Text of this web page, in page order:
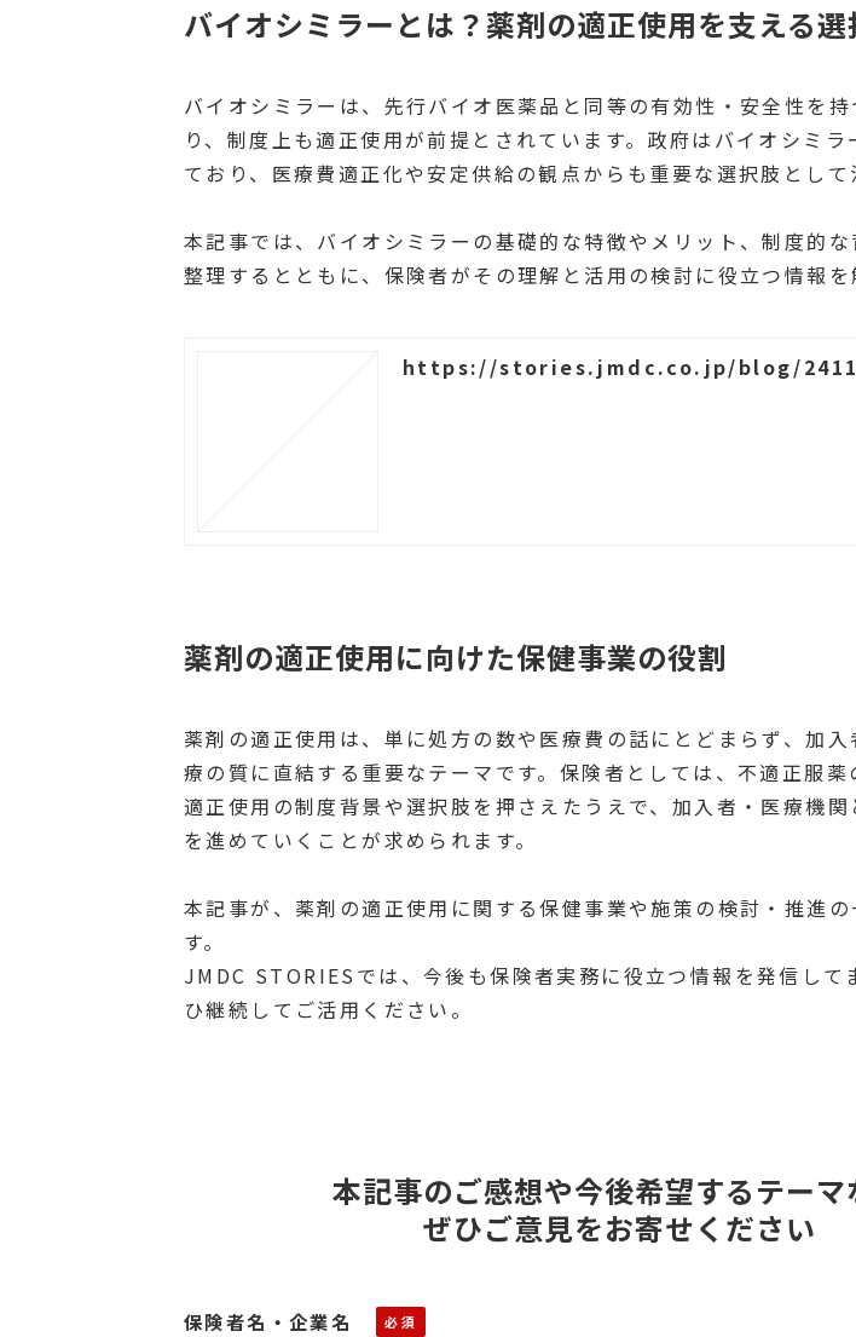
バイオシミラーとは？薬剤の適正使用を支える選
バイオシミラーは、先行バイオ医薬品と同等の有効性・安全性を
り、制度上も適正使用が前提とされています。政府はバイオシミ
ており、医療費適正化や安定供給の観点からも重要な選択肢として
本記事では、バイオシミラーの基礎的な特徴やメリット、制度的な
整理するとともに、保険者がその理解と活用の検討に役立つ情報を
https://stories.jmdc.co.jp/blog/
薬剤の適正使用に向けた保健事業の役割
薬剤の適正使用は、単に処方の数や医療費の話にとどまらず、加
療の質に直結する重要なテーマです。保険者としては、不適正服薬
適正使用の制度背景や選択肢を押さえたうえで、加入者・医療機
を進めていくことが求められます。
本記事が、薬剤の適正使用に関する保健事業や施策の検討・推進
す。
JMDC STORIESでは、今後も保険者実務に役立つ情報を発信して
ひ継続してご活用ください。
本記事のご感想や今後希望するテーマ
ぜひご意見をお寄せください
保険者名・企業名